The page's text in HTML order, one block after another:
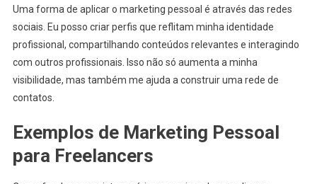
Uma forma de aplicar o marketing pessoal é através das redes
sociais. Eu posso criar perfis que reflitam minha identidade
profissional, compartilhando conteúdos relevantes e interagindo
com outros profissionais. Isso não só aumenta a minha
visibilidade, mas também me ajuda a construir uma rede de
contatos.
Exemplos de Marketing Pessoal
para Freelancers